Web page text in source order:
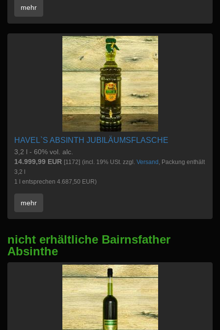
mehr
HAVEL`S ABSINTH JUBILÄUMSFLASCHE
3,2 l - 60% vol. alc.
14.999,99 EUR [1172] (incl. 19% USt. zzgl. Versand , Packung enthält
3,2 l
1 l entsprechen 4.687,50 EUR)
mehr
nicht erhältliche Bairnsfather
Absinthe